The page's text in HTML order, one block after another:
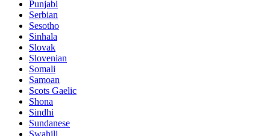
Punjabi
Serbian
Sesotho
Sinhala
Slovak
Slovenian
Somali
Samoan
Scots Gaelic
Shona
Sindhi
Sundanese